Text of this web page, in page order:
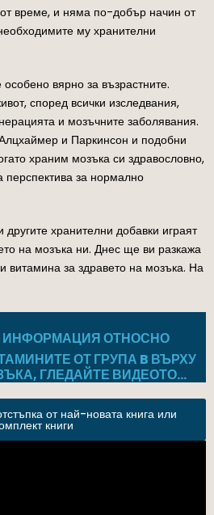
време, и няма по-добър начин от
му хранителни
вярно за възрастните.
според всички изследвания,
и мозъчните заболявания.
и Паркинсон и подобни
храним мозъка си здравословно,
за нормално
хранителни добавки играят
на мозъка ни. Днес ще ви разкажа
витамина за здравето на мозъка. На
ИНФОРМАЦИЯ ОТНОСНО
ОТ ГРУПА B ВЪРХУ
ГЛЕДАЙТЕ ВИДЕОТО…
от най-новата книга или
книги